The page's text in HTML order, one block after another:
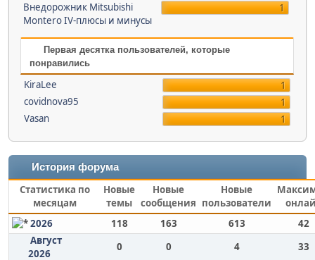
Внедорожник Mitsubishi
Montero IV-плюсы и минусы
1
Первая десятка пользователей, которые
понравились
KiraLee
1
covidnova95
1
Vasan
1
История форума
Статистика по
месяцам
Новые
темы
Новые
сообщения
Новые
пользователи
2026
118 163 613
42
Август
2026
0 0 4
33